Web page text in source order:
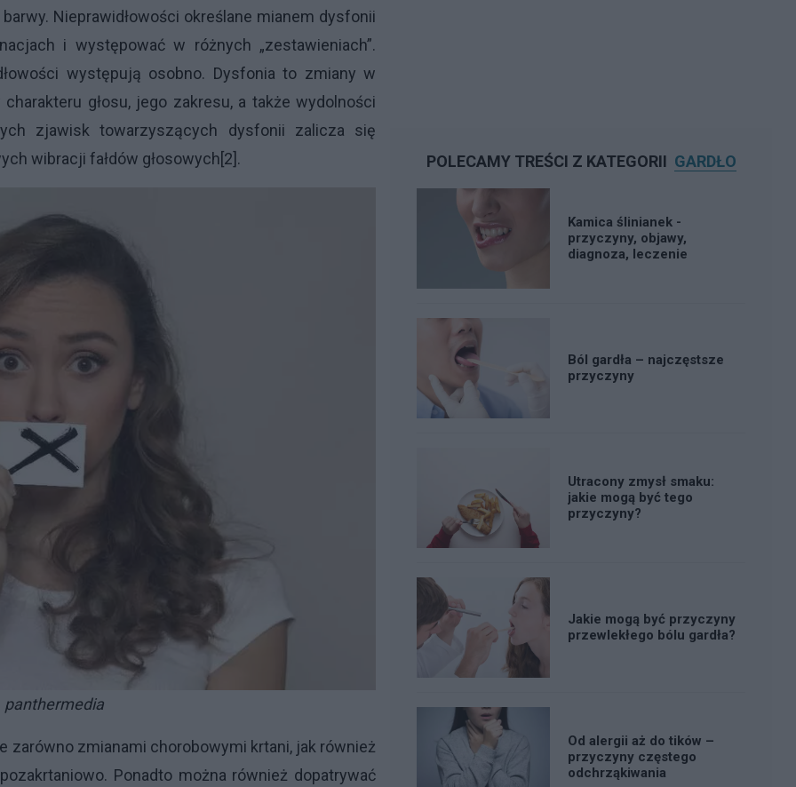
Nieprawidłowości określane mianem dysfonii
i występować w różnych „zestawieniach”.
występują osobno. Dysfonia to zmiany w
głosu, jego zakresu, a także wydolności
zjawisk towarzyszących dysfonii zalicza się
wibracji fałdów głosowych[2].
panthermedia
zarówno zmianami chorobowymi krtani, jak również
Ponadto można również dopatrywać
POLECAMY TREŚCI Z KATEGORII GARDŁO
Kamica ślinianek -
przyczyny, objawy,
diagnoza, leczenie
Ból gardła – najczęstsze
przyczyny
Utracony zmysł smaku:
jakie mogą być tego
przyczyny?
Jakie mogą być przyczyny
przewlekłego bólu gardła?
Od alergii aż do tików –
przyczyny częstego
odchrząkiwania